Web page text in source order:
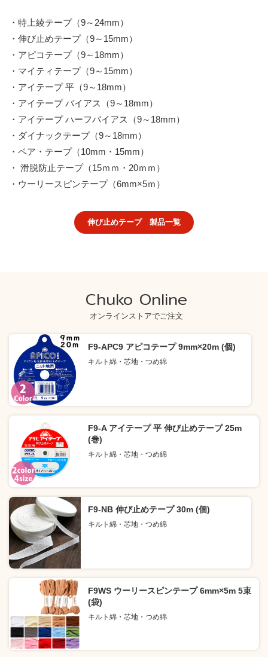
・特上綾テープ（9～24mm）
・伸び止めテープ（9～15mm）
・アピコテープ（9～18mm）
・マイティテープ（9～15mm）
・アイテープ 平（9～18mm）
・アイテープ バイアス（9～18mm）
・アイテープ ハーフバイアス（9～18mm）
・ダイナックテープ（9～18mm）
・ペア・テープ（10mm・15mm）
・ 滑脱防止テープ（15ｍｍ・20ｍｍ）
・ウーリースピンテープ（6mm×5ｍ）
伸び止めテープ 製品一覧
Chuko Online
オンラインストアでご注文
F9-APC9 アピコテープ 9mm×20m (個)
キルト綿・芯地・つめ綿
F9-A アイテープ 平 伸び止めテープ 25m
(巻)
キルト綿・芯地・つめ綿
F9-NB 伸び止めテープ 30m (個)
キルト綿・芯地・つめ綿
F9WS ウーリースピンテープ 6mm×5m 5束
(袋)
キルト綿・芯地・つめ綿